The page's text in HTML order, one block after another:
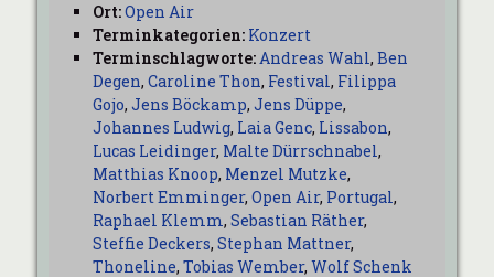
Ort:Open Air
Terminkategorien: Konzert
Terminschlagworte:Andreas Wahl, Ben
Degen, Caroline Thon, Festival, Filippa
Gojo, Jens Böckamp, Jens Düppe,
Johannes Ludwig, Laia Genc, Lissabon,
Lucas Leidinger, Malte Dürrschnabel,
Matthias Knoop, Menzel Mutzke,
Norbert Emminger, Open Air, Portugal,
Raphael Klemm, Sebastian Räther,
Steffie Deckers, Stephan Mattner,
Thoneline, Tobias Wember, Wolf Schenk